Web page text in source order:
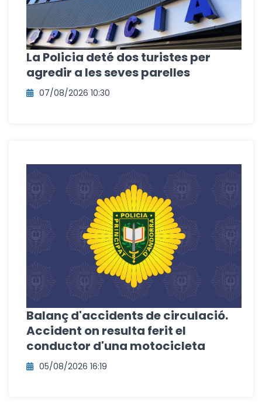
La Policia deté dos turistes per
agredir a les seves parelles
07/08/2026 10:30
Balanç d'accidents de circulació.
Accident on resulta ferit el
conductor d'una motocicleta
05/08/2026 16:19